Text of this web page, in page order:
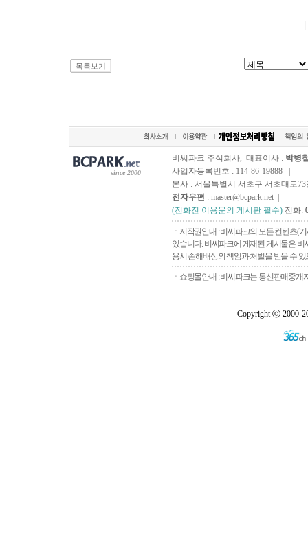
목록보기
since 2000
비씨파크 주식회사, 대표이사 : 박병
사업자등록번호 : 114-86-19888 |
본사 : 서울특별시 서초구 서초대로73
전자우편 : master@bcpark.net |
(전화전 이용문의 게시판 필수) 전화:
ㆍ저작권안내 : 비씨파크의 모든 컨텐츠(
있습니다. 비씨파크에 게재된 게시물은
용시 손해배상의 책임과 처벌을 받을 수
ㆍ쇼핑몰안내 : 비씨파크는 통신판매중개
Copyright ⓒ 2000-